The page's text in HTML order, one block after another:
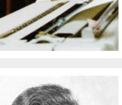
'56 ÉS A BÖRTÖN